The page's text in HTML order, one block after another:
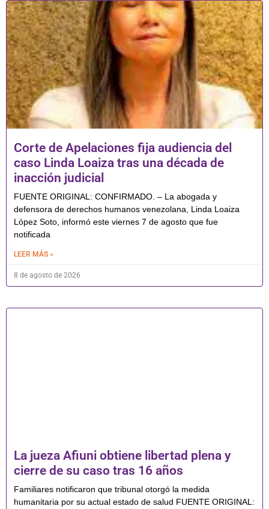
Corte de Apelaciones fija audiencia del
caso Linda Loaiza tras una década de
inacción judicial
FUENTE ORIGINAL: CONFIRMADO. – La abogada y
defensora de derechos humanos venezolana, Linda Loaiza
López Soto, informó este viernes 7 de agosto que fue
notificada
LEER MÁS »
8 de agosto de 2026
La jueza Afiuni obtiene libertad plena y
cierre de su caso tras 16 años
Familiares notificaron que tribunal otorgó la medida
humanitaria por su actual estado de salud FUENTE ORIGINAL: